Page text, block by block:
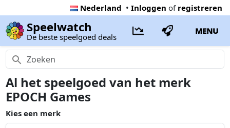
Nederland • Inloggen of registreren
Speelwatch
De beste speelgoed deals
MENU
Al het speelgoed van het merk
EPOCH Games
Kies een merk